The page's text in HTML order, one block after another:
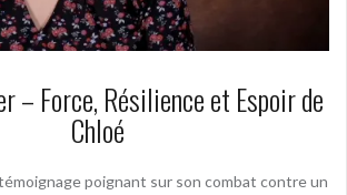
– Force, Résilience et Espoir de
Chloé
poignant sur son combat contre un